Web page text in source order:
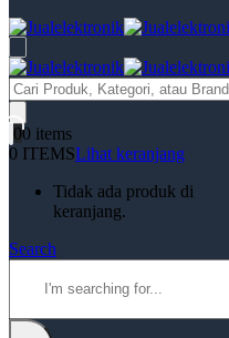
Products
search
00 items
0 ITEMSLihat keranjang
Tidak ada produk di
keranjang.
Search